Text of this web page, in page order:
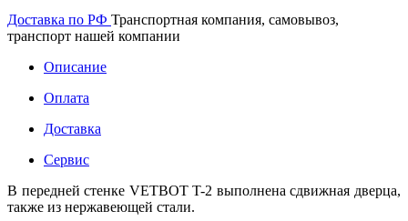
Доставка по РФ Транспортная компания, самовывоз,
транспорт нашей компании
Описание
Оплата
Доставка
Сервис
В передней стенке VETBOT T-2 выполнена сдвижная дверца,
также из нержавеющей стали.